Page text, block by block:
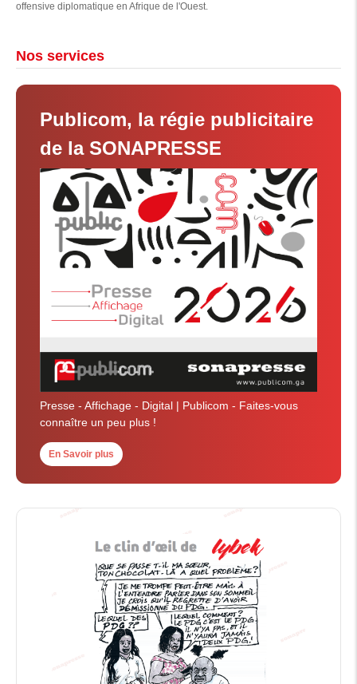
offensive diplomatique en Afrique de l'Ouest.
Nos services
Publicom, la régie publicitaire
de la SONAPRESSE
Presse - Affichage - Digital | Publicom - Faites-vous
connaître un peu plus !
En Savoir plus